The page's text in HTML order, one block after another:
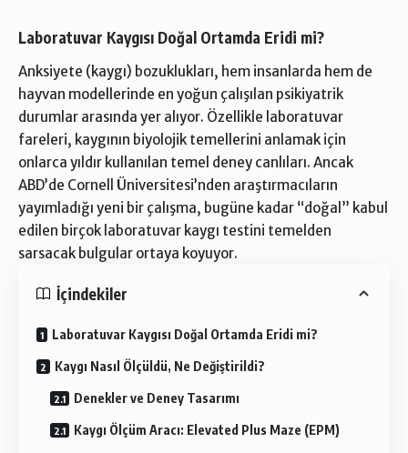
Laboratuvar Kaygısı Doğal Ortamda Eridi mi?
Anksiyete (kaygı) bozuklukları, hem insanlarda hem de
hayvan modellerinde en yoğun çalışılan psikiyatrik
durumlar arasında yer alıyor. Özellikle laboratuvar
fareleri, kaygının biyolojik temellerini anlamak için
onlarca yıldır kullanılan temel deney canlıları. Ancak
ABD’de Cornell Üniversitesi’nden araştırmacıların
yayımladığı yeni bir çalışma, bugüne kadar “doğal” kabul
edilen birçok laboratuvar kaygı testini temelden
sarsacak bulgular ortaya koyuyor.
İçindekiler
Laboratuvar Kaygısı Doğal Ortamda Eridi mi?
Kaygı Nasıl Ölçüldü, Ne Değiştirildi?
Denekler ve Deney Tasarımı
Kaygı Ölçüm Aracı: Elevated Plus Maze (EPM)